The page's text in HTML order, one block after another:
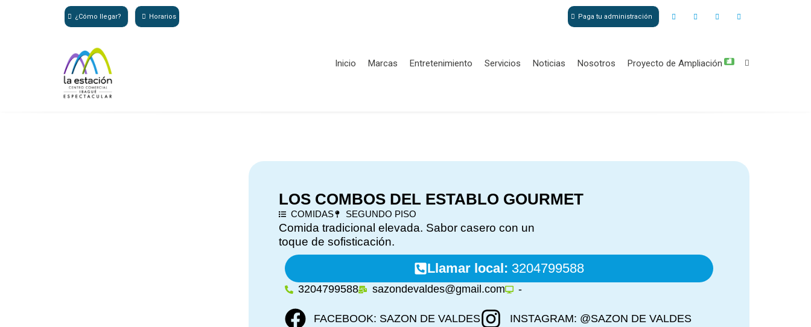
¿Cómo llegar? Horarios Paga tu administración
Inicio Marcas Entretenimiento Servicios Noticias Nosotros Proyecto de Ampliación 🏬
LOS COMBOS DEL ESTABLO GOURMET
COMIDAS SEGUNDO PISO
Comida tradicional elevada. Sabor casero con un
toque de sofisticación.
Llamar local: 3204799588
3204799588 sazondevaldes@gmail.com -
FACEBOOK: SAZON DE VALDES INSTAGRAM: @SAZON DE VALDES